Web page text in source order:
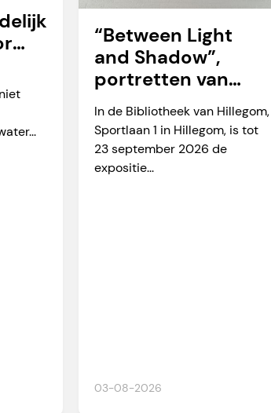
03-08-2026
“Between Light
and Shadow”,
portretten van
Martien Okkerse
In de Bibliotheek van Hillegom,
Sportlaan 1 in Hillegom, is tot
23 september 2026 de
expositie...